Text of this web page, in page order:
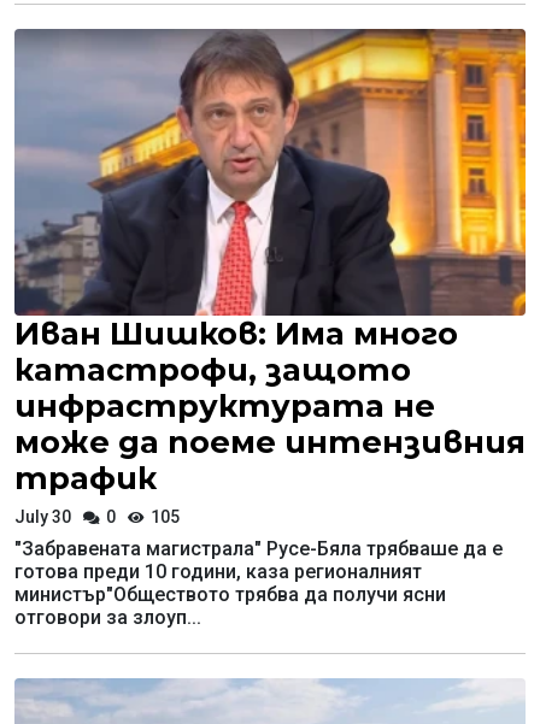
Иван Шишков: Има много
катастрофи, защото
инфраструктурата не
може да поеме интензивния
трафик
July 30 0 105
"Забравената магистрала" Русе-Бяла трябваше да е
готова преди 10 години, каза регионалният
министър"Обществото трябва да получи ясни
отговори за злоуп...